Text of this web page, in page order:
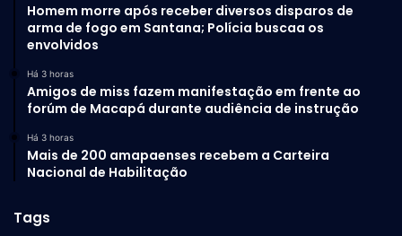
Homem morre após receber diversos disparos de
arma de fogo em Santana; Polícia buscaa os
envolvidos
Há 3 horas
Amigos de miss fazem manifestação em frente ao
forúm de Macapá durante audiência de instrução
Há 3 horas
Mais de 200 amapaenses recebem a Carteira
Nacional de Habilitação
Tags